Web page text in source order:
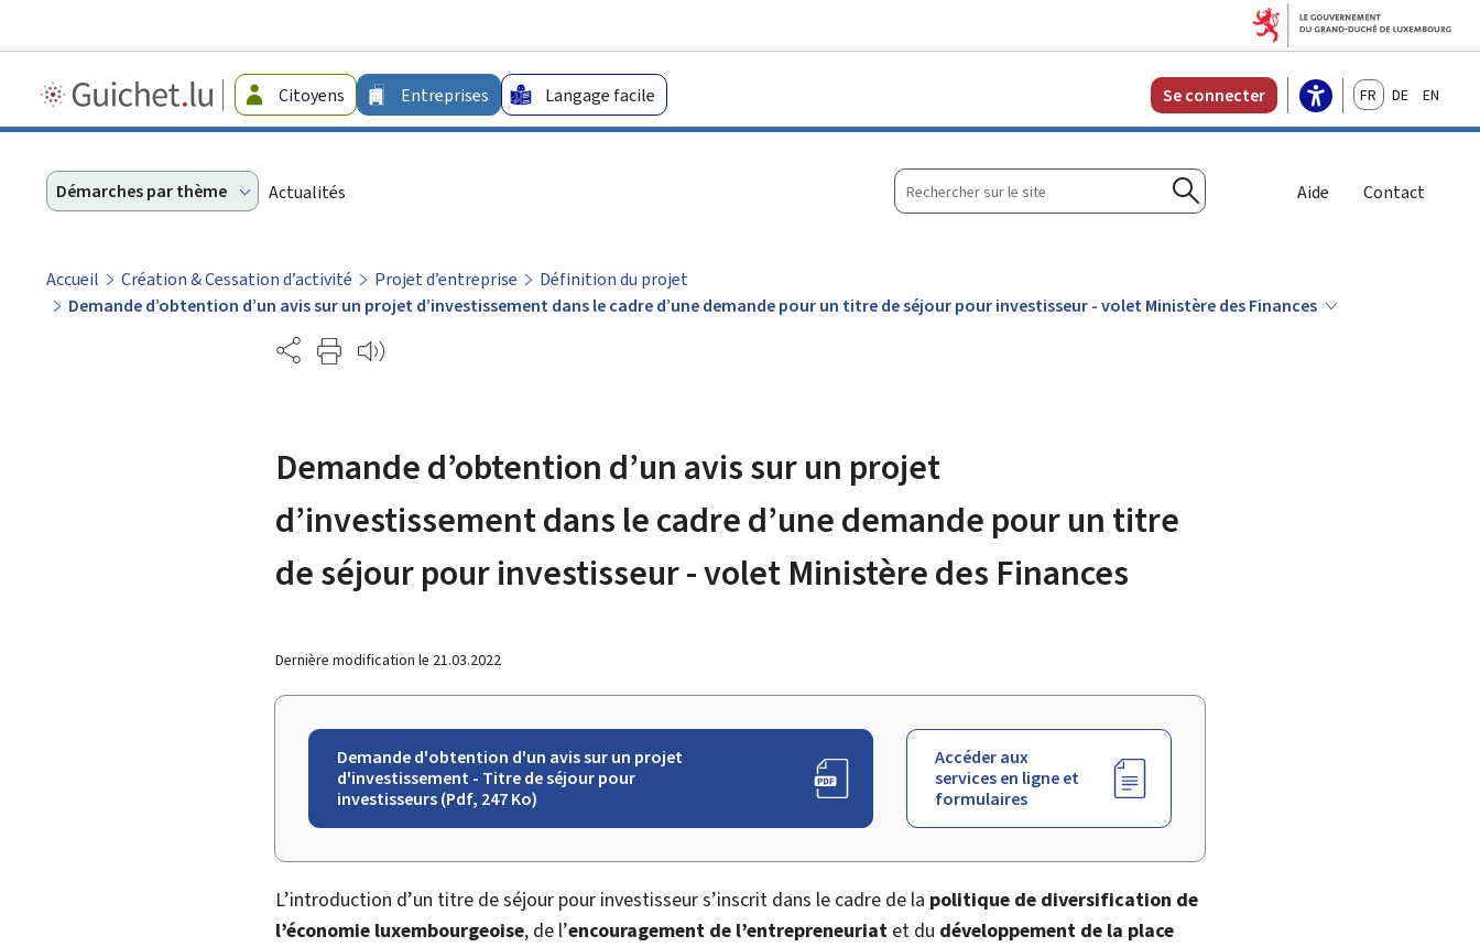
Guichet.lu
-
Citoyens Entreprises Langage facile Se connecter FrançaisDeutschEnglish
Démarches par thème Actualités
Rechercher
sur
Rechercher
Aide Contact
Accueil Création & Cessation d’activité Projet d’entreprise
Définition du projet
Demande d’obtention d’un avis sur un projet d’investissement dans le cadre d’une demande pour un titre de séjour pour investisseur - volet Ministère des Finances
Partage
Demande d’obtention d’un avis sur un projet
d’investissement dans le cadre d’une demande pour un titre
de séjour pour investisseur - volet Ministère des Finances
Dernière modification le 21.03.2022
Demande d'obtention d'un avis sur un projet
d'investissement - Titre de séjour pour
investisseurs (Pdf, 247 Ko)
Accéder aux
services en ligne et
formulaires
L’introduction d’un titre de séjour pour investisseur s’inscrit dans le cadre de la politique de diversification de
l’économie luxembourgeoise, de l’encouragement de l’entrepreneuriat et du développement de la place